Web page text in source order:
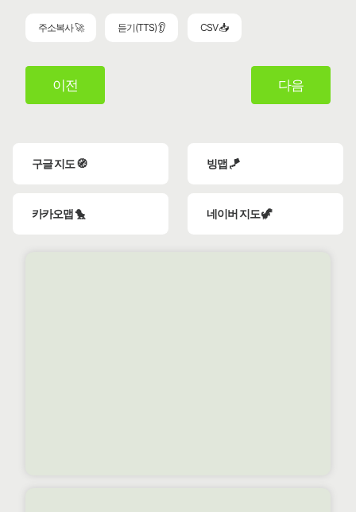
주소복사 🚀 듣기(TTS) 👂 CSV 📥
이전 다음
구글 지도 🧭 빙맵 🪁
카카오맵 🐤 네이버 지도 🦖